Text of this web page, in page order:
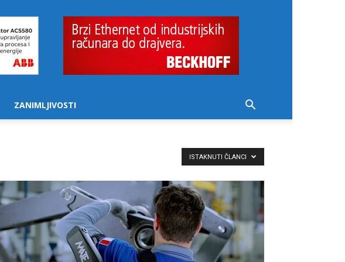
ZANIMLJIVOSTI
ISTAKNUTI ČLANCI